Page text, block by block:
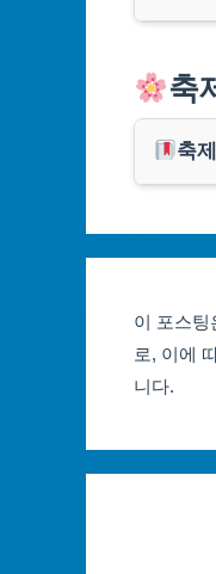
대구
인천광
광주
세종
강원도
쿠팡
클룩
축
축
대구
광주
이 포스팅
로, 이에
니다.